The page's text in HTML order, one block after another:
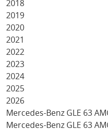
2018
2019
2020
2021
2022
2023
2024
2025
2026
Mercedes-Benz GLE 63
Mercedes-Benz GLE 63